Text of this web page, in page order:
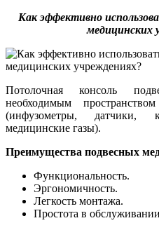
Как эффективно
медицинских
Потолочная консоль
необходимым
(инфузометры, датчики,
медицинские газы).
Преимущества подвесных
Функциональность.
Эргономичность.
Легкость монтажа.
Простота в